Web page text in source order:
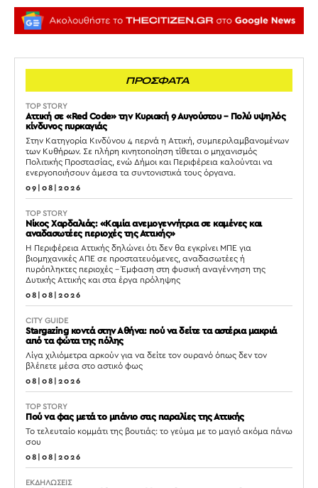
ΠΡΟΣΦΑΤΑ
TOP STORY
Αττική σε «Red Code» την Κυριακή 9 Αυγούστου – Πολύ υψηλός
κίνδυνος πυρκαγιάς
Στην Κατηγορία Κινδύνου 4 περνά η Αττική, συμπεριλαμβανομένων
των Κυθήρων. Σε πλήρη κινητοποίηση τίθεται ο μηχανισμός
Πολιτικής Προστασίας, ενώ Δήμοι και Περιφέρεια καλούνται να
ενεργοποιήσουν άμεσα τα συντονιστικά τους όργανα.
09|08|2026
TOP STORY
Νίκος Χαρδαλιάς: «Καμία ανεμογεννήτρια σε καμένες και
αναδασωτέες περιοχές της Αττικής»
Η Περιφέρεια Αττικής δηλώνει ότι δεν θα εγκρίνει ΜΠΕ για
βιομηχανικές ΑΠΕ σε προστατευόμενες, αναδασωτέες ή
πυρόπληκτες περιοχές – Έμφαση στη φυσική αναγέννηση της
Δυτικής Αττικής και στα έργα πρόληψης
08|08|2026
CITY GUIDE
Stargazing κοντά στην Αθήνα: πού να δείτε τα αστέρια μακριά
από τα φώτα της πόλης
Λίγα χιλιόμετρα αρκούν για να δείτε τον ουρανό όπως δεν τον
βλέπετε μέσα στο αστικό φως
08|08|2026
TOP STORY
Πού να φας μετά το μπάνιο στις παραλίες της Αττικής
Το τελευταίο κομμάτι της βουτιάς: το γεύμα με το μαγιό ακόμα πάνω
σου
08|08|2026
ΕΚΔΗΛΩΣΕΙΣ